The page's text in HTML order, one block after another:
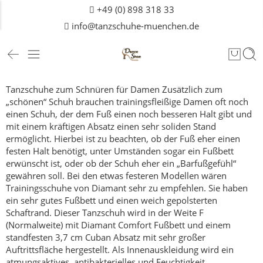
+49 (0) 898 318 33
info@tanzschuhe-muenchen.de
Tanzschuhe zum Schnüren für Damen Zusätzlich zum
„schönen“ Schuh brauchen trainingsfleißige Damen oft noch
einen Schuh, der dem Fuß einen noch besseren Halt gibt und
mit einem kräftigen Absatz einen sehr soliden Stand
ermöglicht. Hierbei ist zu beachten, ob der Fuß eher einen
festen Halt benötigt, unter Umständen sogar ein Fußbett
erwünscht ist, oder ob der Schuh eher ein „Barfußgefühl“
gewähren soll. Bei den etwas festeren Modellen wären
Trainingsschuhe von Diamant sehr zu empfehlen. Sie haben
ein sehr gutes Fußbett und einen weich gepolsterten
Schaftrand. Dieser Tanzschuh wird in der Weite F
(Normalweite) mit Diamant Comfort Fußbett und einem
standfesten 3,7 cm Cuban Absatz mit sehr großer
Auftrittsfläche hergestellt. Als Innenauskleidung wird ein